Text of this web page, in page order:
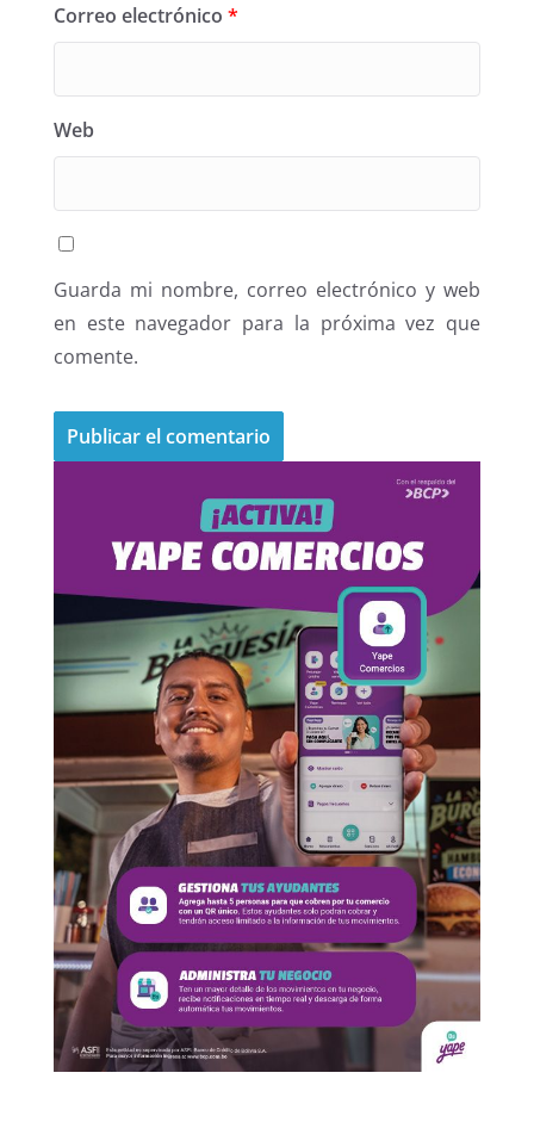
Correo electrónico *
Web
Guarda mi nombre, correo electrónico y web
en este navegador para la próxima vez que
comente.